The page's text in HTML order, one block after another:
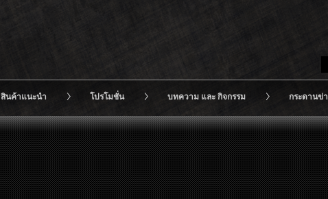
สินค้าแนะนำ โปรโมชั่น บทความ และ กิจกรรม กระดานข่